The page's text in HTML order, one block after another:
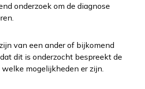
onderzoek om de diagnose
van een ander of bijkomend
dit is onderzocht bespreekt de
mogelijkheden er zijn.